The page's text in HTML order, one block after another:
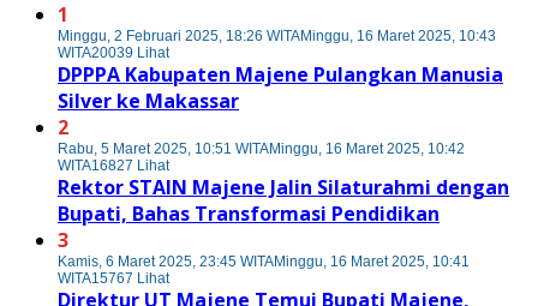
1
Minggu, 2 Februari 2025, 18:26 WITAMinggu, 16 Maret 2025, 10:43
WITA20039 Lihat
DPPPA Kabupaten Majene Pulangkan Manusia
Silver ke Makassar
2
Rabu, 5 Maret 2025, 10:51 WITAMinggu, 16 Maret 2025, 10:42
WITA16827 Lihat
Rektor STAIN Majene Jalin Silaturahmi dengan
Bupati, Bahas Transformasi Pendidikan
3
Kamis, 6 Maret 2025, 23:45 WITAMinggu, 16 Maret 2025, 10:41
WITA15767 Lihat
Direktur UT Majene Temui Bupati Majene,